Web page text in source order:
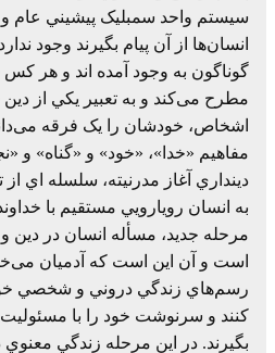
سيستم واحد سمبليک پيشيني عام
انسان‌ها از آن پيام بگيرند وجود
گوناگون به وجود آمده اند و هر
مطرح می‌کند و به تعبير يکي از دين
اشخاص، خودشان را يک فرقه
مفاهيم «خدا»، «خود» و «گناه» و
دينداري آغاز مدرنيته، سلسله اي از
به انسان رويارويي مستقيم با
مرحله جديد، مسأله انسان در دين
است و آن اين است که آدميان
رسم‌هاي زندگي دروني و شخصي
کنند و سرنوشت خود را با
بگيرند. در اين مرحله زندگي